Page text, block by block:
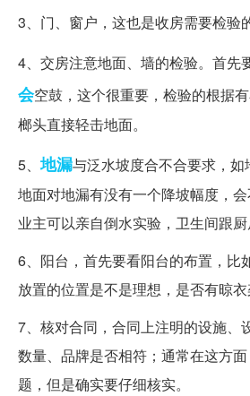
3、门、窗户，这也是收房需要检验
4、交房注意地面、墙的检验。首先
会空鼓，这个很重要，检验的根据
榔头直接轻击地面。
5、地漏与泛水坡度合不合要求，如
地面对地漏有没有一个降坡幅度，
业主可以亲自倒水实验，卫生间跟厨
6、阳台，首先要看阳台的布置，比
放置的位置是不是理想，是否有晾衣
7、核对合同，合同上注明的设施、
数量、品牌是否相符；通常在这方
题，但是确实要仔细核实。